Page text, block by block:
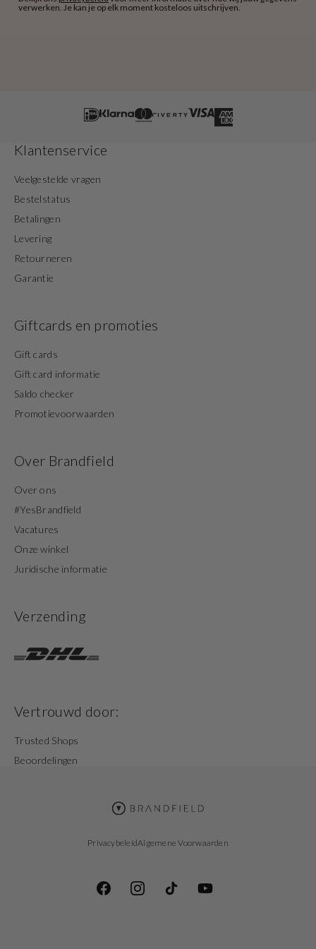
verwerken. Je kan je op elk moment kosteloos uitschrijven.
Klantenservice
Veelgestelde vragen
Bestelstatus
Betalingen
Levering
Retourneren
Garantie
Giftcards en promoties
Gift cards
Gift card informatie
Saldo checker
Promotievoorwaarden
Over Brandfield
Over ons
#YesBrandfield
Vacatures
Onze winkel
Juridische informatie
Verzending
Vertrouwd door:
Trusted Shops
Beoordelingen
PrivacybeleidAlgemene Voorwaarden
FacebookInstagramTikTok YouTube